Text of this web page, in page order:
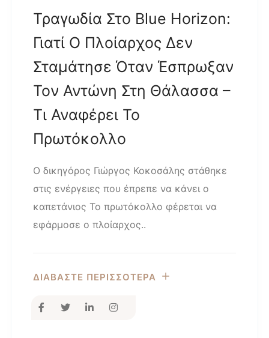
Τραγωδία Στο Blue Horizon:
Γιατί Ο Πλοίαρχος Δεν
Σταμάτησε Όταν Έσπρωξαν
Τον Αντώνη Στη Θάλασσα –
Τι Αναφέρει Το
Πρωτόκολλο
Ο δικηγόρος Γιώργος Κοκοσάλης στάθηκε
στις ενέργειες που έπρεπε να κάνει ο
καπετάνιος Το πρωτόκολλο φέρεται να
εφάρμοσε ο πλοίαρχος..
ΔΙΑΒΑΣΤΕ ΠΕΡΙΣΣΟΤΕΡΑ